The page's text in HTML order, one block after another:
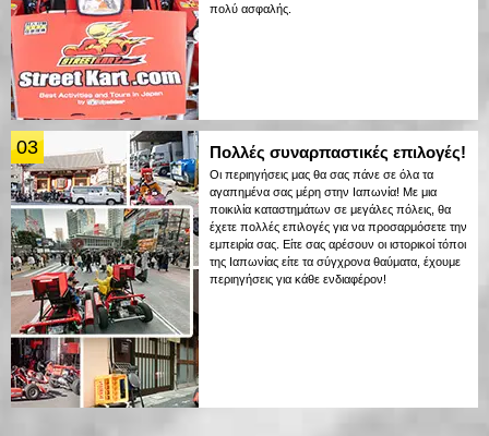
πολύ ασφαλής.
03 Πολλές συναρπαστικές επιλογές!
Οι περιηγήσεις μας θα σας πάνε σε όλα τα
αγαπημένα σας μέρη στην Ιαπωνία! Με μια
ποικιλία καταστημάτων σε μεγάλες πόλεις, θα
έχετε πολλές επιλογές για να προσαρμόσετε την
εμπειρία σας. Είτε σας αρέσουν οι ιστορικοί τόποι
της Ιαπωνίας είτε τα σύγχρονα θαύματα, έχουμε
περιηγήσεις για κάθε ενδιαφέρον!